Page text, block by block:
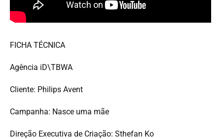
FICHA TÉCNICA
Agência iD\TBWA
Cliente: Philips Avent
Campanha: Nasce uma mãe
Direção Executiva de Criação: Sthefan Ko